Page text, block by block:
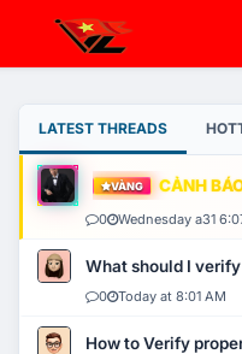
LATEST THREADS
VÀNG CẢNH
0 Wednesday a31
What should I verify
0 Today at 8:01 AM
How to Verify